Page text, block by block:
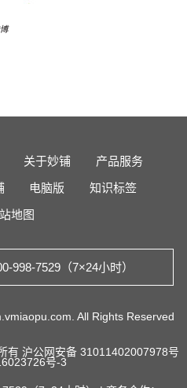
关于妙铺
产品服务
电脑版
知识标签
地图
998-7529（7×24小时）
All Rights Reserved
有 沪公网安备 31011402007978号
号-3